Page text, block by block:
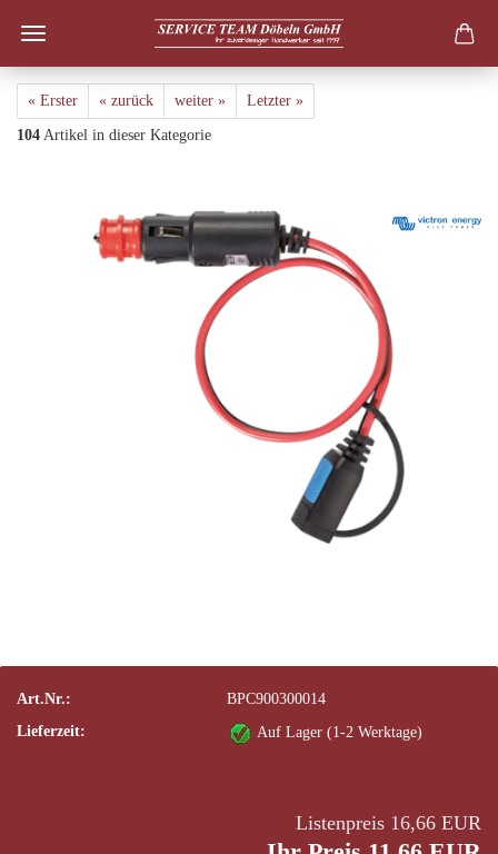
« Erster « zurück weiter » Letzter »
104 Artikel in dieser Kategorie
Art.Nr.:
BPC900300014
Lieferzeit:
Auf Lager (1-2 Werktage)
Listenpreis 16,66 EUR